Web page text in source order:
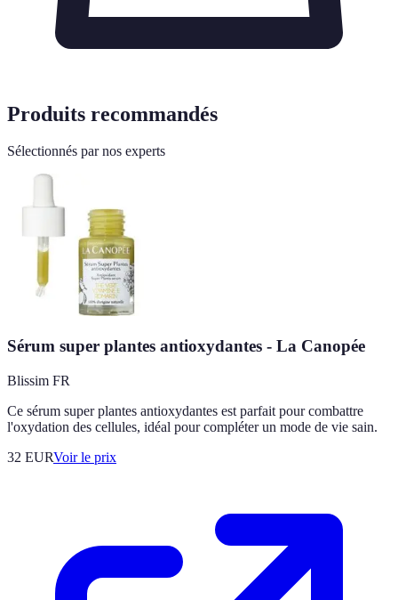
Produits recommandés
Sélectionnés par nos experts
Sérum super plantes antioxydantes - La Canopée
Blissim FR
Ce sérum super plantes antioxydantes est parfait pour combattre
l'oxydation des cellules, idéal pour compléter un mode de vie sain.
32 EURVoir le prix